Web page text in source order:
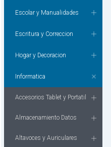
Escolar y Manualidades
Escritura y Correccion
Hogar y Decoracion
Informatica
Accesorios Tablet y Portatil
Almacenamiento Datos
Altavoces y Auriculares